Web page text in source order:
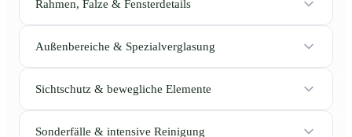
Rahmen, Falze & Fensterdetails
Außenbereiche & Spezialverglasung
Sichtschutz & bewegliche Elemente
Sonderfälle & intensive Reinigung